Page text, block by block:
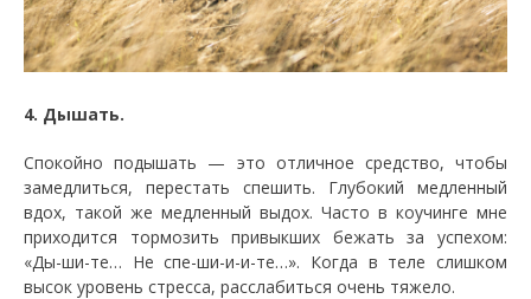
4. Дышать.
Спокойно подышать — это отличное средство, чтобы
замедлиться, перестать спешить. Глубокий медленный
вдох, такой же медленный выдох. Часто в коучинге мне
приходится тормозить привыкших бежать за успехом:
«Ды-ши-те… Не спе-ши-и-и-те…». Когда в теле слишком
высок уровень стресса, расслабиться очень тяжело.